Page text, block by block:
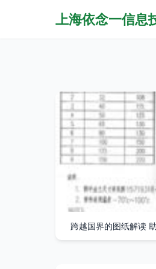
上海依念一信息
跨越国界的图纸解读